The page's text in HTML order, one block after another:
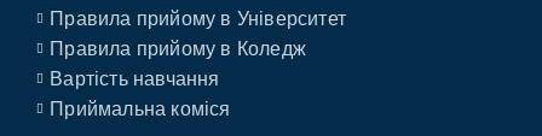
Правила прийому в Університет
Правила прийому в Коледж
Вартість навчання
Приймальна коміся